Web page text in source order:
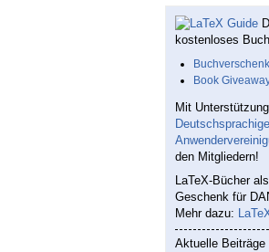
kostenloses
Book
Mit
Deutschsprachige
den Mitgliedern!
LaTeX-Bücher
Geschenk für
Mehr dazu:
Aktuelle Beiträge